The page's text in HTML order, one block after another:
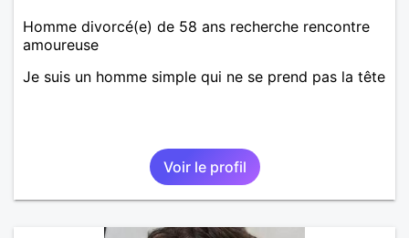
Homme divorcé(e) de 58 ans recherche rencontre
amoureuse
Je suis un homme simple qui ne se prend pas la tête
Voir le profil